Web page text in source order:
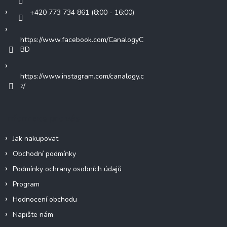
+420 773 734 861 (8:00 - 16:00)
https://www.facebook.com/CanalogyC
BD
https://www.instagram.com/canalogy.c
z/
Jak nakupovat
Obchodní podmínky
Podmínky ochrany osobních údajů
Program
Hodnocení obchodu
Napište nám